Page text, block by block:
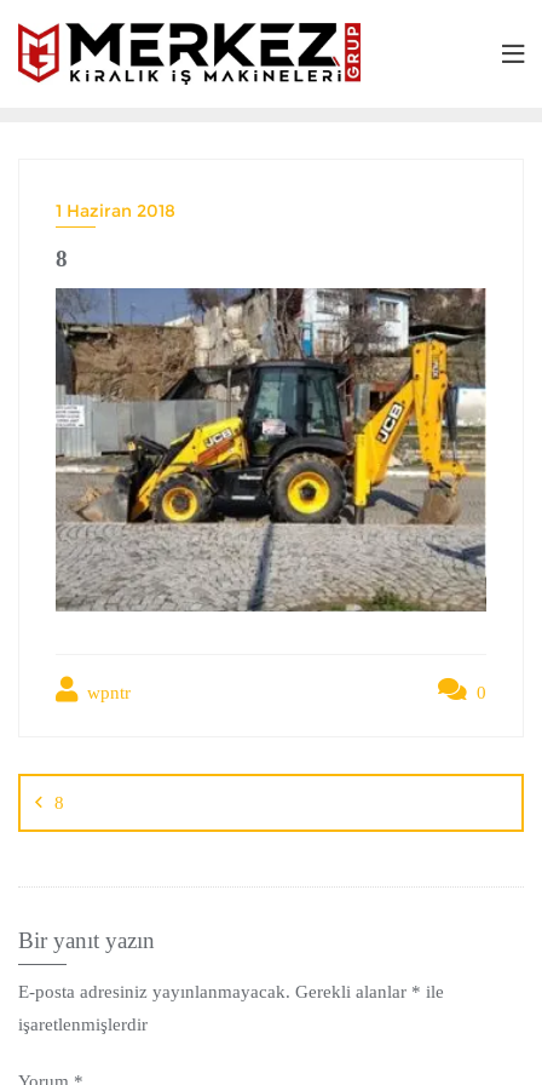
1 Haziran 2018
8
wpntr 0
8
Bir yanıt yazın
E-posta adresiniz yayınlanmayacak. Gerekli alanlar * ile
işaretlenmişlerdir